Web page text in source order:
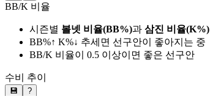
BB/K 비율
시즌별 볼넷 비율(BB%)과 삼진 비율(K%)
BB%↑ K%↓ 추세면 선구안이 좋아지는 중
BB/K 비율이 0.5 이상이면 좋은 선구안
수비 추이
💾 ?